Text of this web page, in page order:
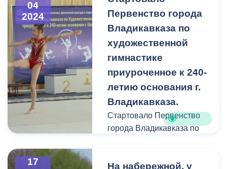
по социальному развитию
и делопроизводству
префектуры Северо-
Западного района Зарина
Бетрозова и руководитель
комплексного центра
Северо-Западного района
Бэла Сланова.
04
2024
Первенство города
Владикавказа по
художественной
гимнастике
приуроченное к 240-
летию основания г.
Владикавказа.
Стартовало Первенство
города Владикавказа по
к 240-летию основания г.
17
На набережной, у